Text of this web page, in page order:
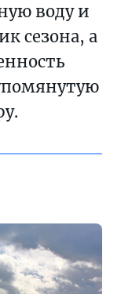
воду и
сезона, а